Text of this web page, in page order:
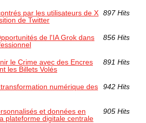
par les utilisateurs de X
de Twitter
897 Hits
de l'IA Grok dans
856 Hits
le Crime avec des Encres
les Billets Volés
891 Hits
numérique des
942 Hits
et données en
plateforme digitale centrale
905 Hits